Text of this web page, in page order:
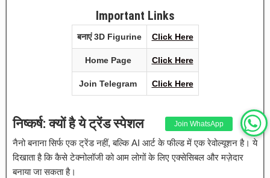
Join WhatsApp
Important Links
बनाएं 3D Figurine Click Here
Home Page Click Here
Join Telegram Click Here
निष्कर्ष: क्यों है ये ट्रेंड स्पेशल
नैनो बनाना सिर्फ एक ट्रेंड नहीं, बल्कि AI आर्ट के फील्ड में एक रेवोल्यूशन है। ये
दिखाता है कि कैसे टेक्नोलॉजी को आम लोगों के लिए एक्सेसिबल और मज़ेदार
बनाया जा सकता है।